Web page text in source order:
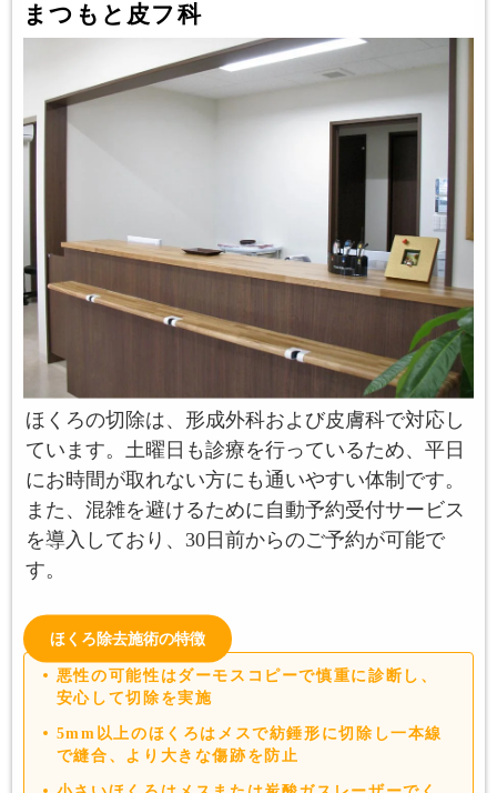
まつもと皮フ科
ほくろの切除は、形成外科および皮膚科で対応し
ています。土曜日も診療を行っているため、平日
にお時間が取れない方にも通いやすい体制です。
また、混雑を避けるために自動予約受付サービス
を導入しており、30日前からのご予約が可能で
す。
ほくろ除去施術の特徴
悪性の可能性はダーモスコピーで慎重に診断し、
安心して切除を実施
5mm以上のほくろはメスで紡錘形に切除し一本線
で縫合、より大きな傷跡を防止